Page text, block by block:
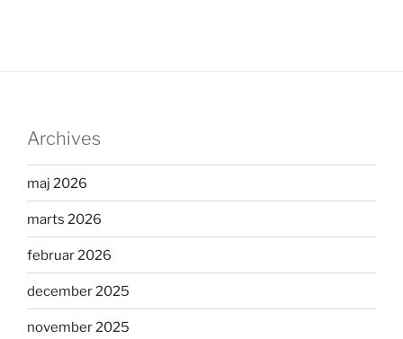
Archives
maj 2026
marts 2026
februar 2026
december 2025
november 2025